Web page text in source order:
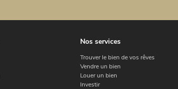
Nos services
Trouver le bien de vos rêves
Vendre un bien
Louer un bien
Investir